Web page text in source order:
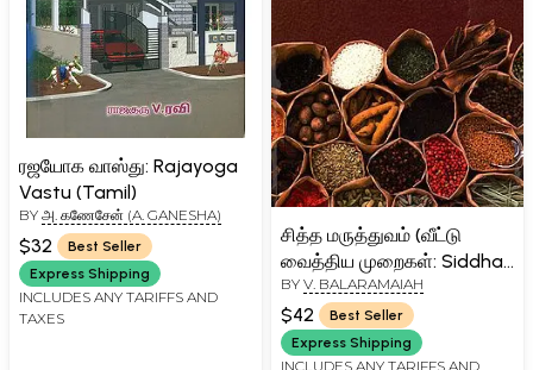
ரஜயோக வாஸ்து: Rajayoga
Vastu (Tamil)
BY அ. கணேசேன் (A. GANESHA)
$32
Best Seller
Express Shipping
INCLUDES ANY TARIFFS AND
TAXES
சித்த மருத்துவம் (வீட்டு
வைத்திய முறைகள்: Siddha
Treatment- Home
Remedies (Tamil)
BY V. BALARAMAIAH
$42
Best Seller
Express Shipping
INCLUDES ANY TARIFFS AND